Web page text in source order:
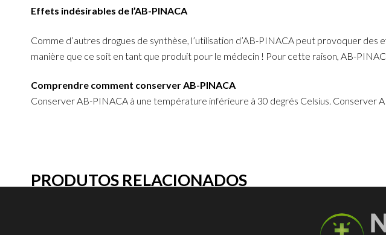
Effets indésirables de l’AB-PINACA
Comme d’autres drogues de synthèse, l’utilisation d’AB-PINACA peut provoquer
manière que ce soit en tant que produit pour le médecin ! Pour cette raison, AB-
Comprendre comment conserver AB-PINACA
Conserver AB-PINACA à une température inférieure à 30 degrés Celsius. Conserver
PRODUTOS RELACIONADOS